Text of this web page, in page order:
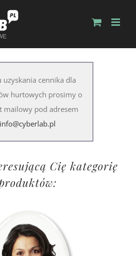
uzyskania cennika dla
hurtowych prosimy o
mailowy pod adresem
info@cyberlab.pl
Cię kategorię